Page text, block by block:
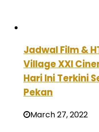
Jadwal Film &
Village XXI
Hari Ini Terkini
Pekan
March 27, 2022